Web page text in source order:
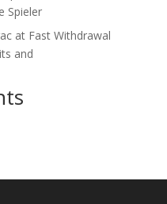
Spieler
at Fast Withdrawal
and